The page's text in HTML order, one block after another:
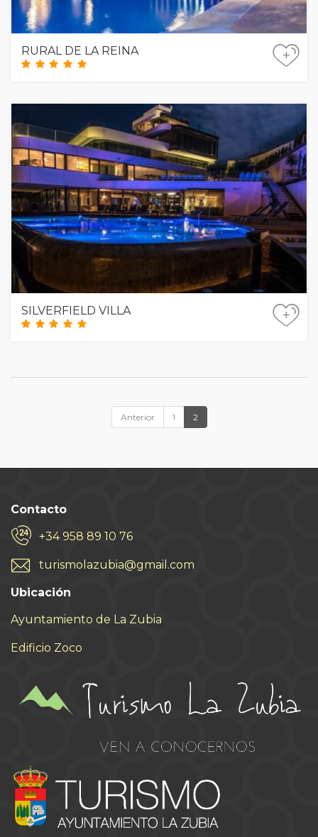
RURAL DE LA REINA +
SILVERFIELD VILLA +
Anterior 1 2
Contacto
+34 958 89 10 76
turismolazubia@gmail.com
Ubicación
Ayuntamiento de La Zubia
Edificio Zoco